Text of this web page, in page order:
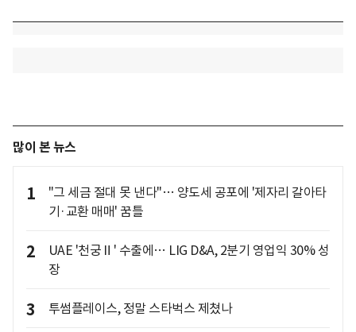
많이 본 뉴스
1
"그 세금 절대 못 낸다"… 양도세 공포에 '제자리 갈아타
기·교환 매매' 꿈틀
2
UAE '천궁Ⅱ' 수출에… LIG D&A, 2분기 영업익 30% 성
장
3 투썸플레이스, 정말 스타벅스 제쳤나